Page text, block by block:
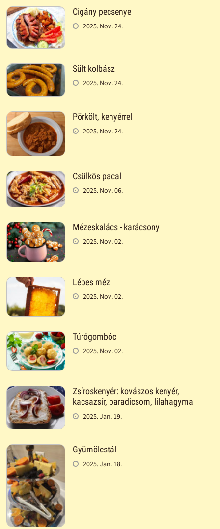
Cigány pecsenye
2025. Nov. 24.
Sült kolbász
2025. Nov. 24.
Pörkölt, kenyérrel
2025. Nov. 24.
Csülkös pacal
2025. Nov. 06.
Mézeskalács - karácsony
2025. Nov. 02.
Lépes méz
2025. Nov. 02.
Túrógombóc
2025. Nov. 02.
Zsíroskenyér: kovászos kenyér,
kacsazsír, paradicsom, lilahagyma
2025. Jan. 19.
Gyümölcstál
2025. Jan. 18.